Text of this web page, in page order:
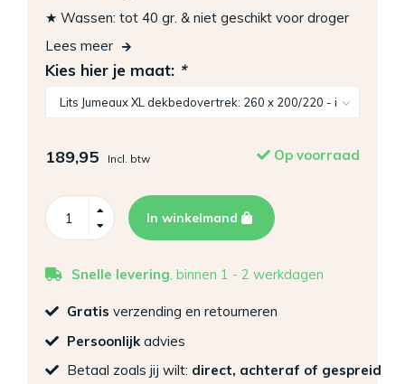
★ Wassen: tot 40 gr. & niet geschikt voor droger
Lees meer
Kies hier je maat: *
189,95 Incl. btw Op voorraad
In winkelmand
Snelle levering, binnen 1 - 2 werkdagen
Gratis verzending en retourneren
Persoonlijk advies
Betaal zoals jij wilt: direct, achteraf of gespreid